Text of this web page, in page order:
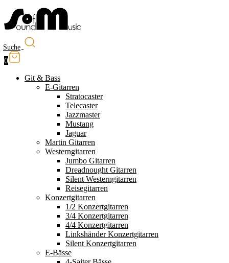
Suche
0
Git & Bass
E-Gitarren
Stratocaster
Telecaster
Jazzmaster
Mustang
Jaguar
Martin Gitarren
Westerngitarren
Jumbo Gitarren
Dreadnought Gitarren
Silent Westerngitarren
Reisegitarren
Konzertgitarren
1/2 Konzertgitarren
3/4 Konzertgitarren
4/4 Konzertgitarren
Linkshänder Konzertgitarren
Silent Konzertgitarren
E-Bässe